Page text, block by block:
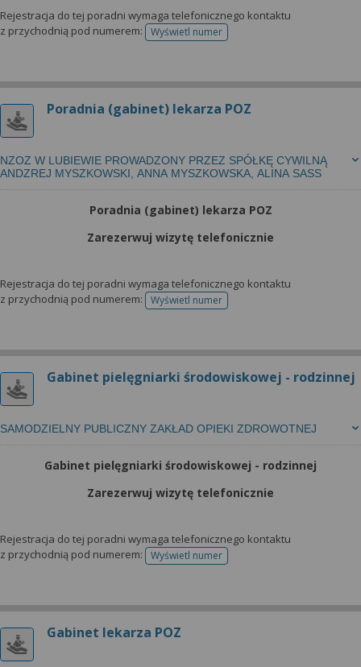
Rejestracja do tej poradni wymaga telefonicznego kontaktu
z przychodnią pod numerem:
Wyświetl numertelefonu do rejestracji
Poradnia (gabinet) lekarza POZ
NZOZ W LUBIEWIE PROWADZONY PRZEZ SPÓŁKĘ CYWILNĄ
ANDZREJ MYSZKOWSKI, ANNA MYSZKOWSKA, ALINA SASS
Poradnia (gabinet) lekarza POZ
Zarezerwuj wizytę telefonicznie
Rejestracja do tej poradni wymaga telefonicznego kontaktu
z przychodnią pod numerem:
Wyświetl numertelefonu do rejestracji
Gabinet pielęgniarki środowiskowej - rodzinnej
SAMODZIELNY PUBLICZNY ZAKŁAD OPIEKI ZDROWOTNEJ
Gabinet pielęgniarki środowiskowej - rodzinnej
Zarezerwuj wizytę telefonicznie
Rejestracja do tej poradni wymaga telefonicznego kontaktu
z przychodnią pod numerem:
Wyświetl numertelefonu do rejestracji
Gabinet lekarza POZ